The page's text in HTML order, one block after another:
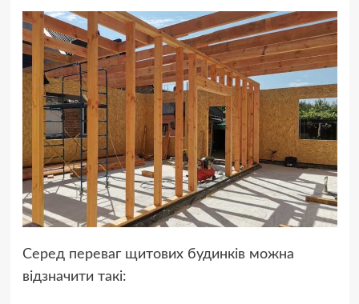
Серед переваг щитових будинків можна
відзначити такі: